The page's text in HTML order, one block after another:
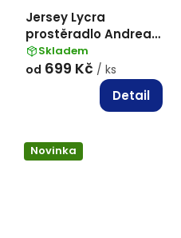
Jersey Lycra
prostěradlo Andrea
Simone boxspring -
Taupe Gray (17-
Skladem
od 699 Kč / ks
Detail
Novinka